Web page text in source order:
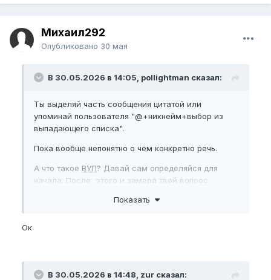
Михаил292
Опубликовано 30 мая
В 30.05.2026 в 14:05, pollightman сказал:
Ты выделяй часть сообщения цитатой или
упоминай пользователя "@+никнейм+выбор из
выпадающего списка".
Пока вообще непонятно о чём конкретно речь.
А что такое ВУП? Давай сам определяйся для
начала. После этого и замера твой вопрос
Показать
Ок
В 30.05.2026 в 14:48, zur сказал: